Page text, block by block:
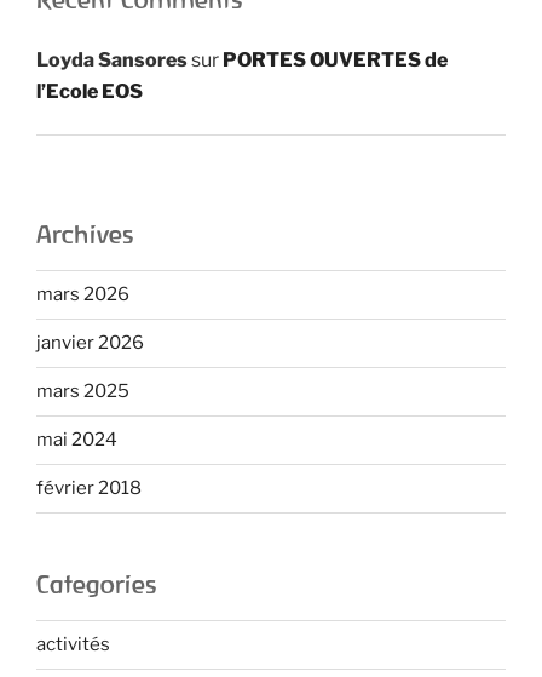
Loyda Sansoressur PORTES OUVERTES de
l’Ecole EOS
Archives
mars 2026
janvier 2026
mars 2025
mai 2024
février 2018
Categories
activités